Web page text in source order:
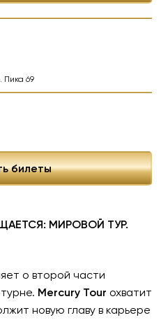
Пика 69
билеты
МИРОВОЙ ТУР.
о второй части
Mercury Tour охватит
новую главу в карьере